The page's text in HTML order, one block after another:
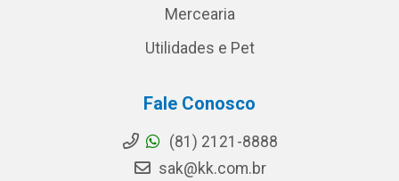
Mercearia
Utilidades e Pet
Fale Conosco
(81) 2121-8888
sak@kk.com.br